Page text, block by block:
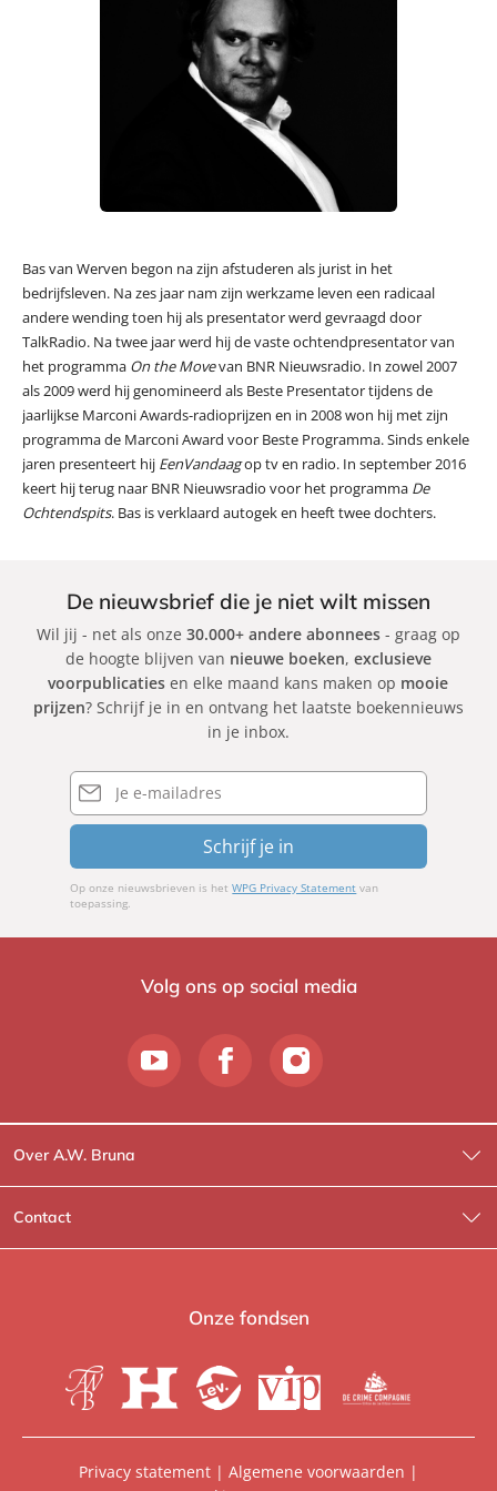
Bas van Werven begon na zijn afstuderen als jurist in het
bedrijfsleven. Na zes jaar nam zijn werkzame leven een radicaal
andere wending toen hij als presentator werd gevraagd door
TalkRadio. Na twee jaar werd hij de vaste ochtendpresentator van
het programma On the Movevan BNR Nieuwsradio. In zowel 2007
als 2009 werd hij genomineerd als Beste Presentator tijdens de
jaarlijkse Marconi Awards-radioprijzen en in 2008 won hij met zijn
programma de Marconi Award voor Beste Programma. Sinds enkele
jaren presenteert hij EenVandaagop tv en radio. In september 2016
keert hij terug naar BNR Nieuwsradio voor het programma De
Ochtendspits. Bas is verklaard autogek en heeft twee dochters.
De nieuwsbrief die je niet wilt missen
Wil jij - net als onze 30.000+ andere abonnees- graag op
de hoogte blijven van nieuwe boeken, exclusieve
voorpublicaties en elke maand kans maken op mooie
prijzen? Schrijf je in en ontvang het laatste boekennieuws
in je inbox.
E-
mailadres
Schrijf je in
Op onze nieuwsbrieven is hetWPG Privacy Statement van
toepassing.
Volg ons op social media
Over A.W. Bruna
Wat wij doen
Wie is Wie?
Heartbeat
Contact
Contactinformatie
Voor de boekhandels
Onze fondsen
Privacy statement | Algemene voorwaarden |